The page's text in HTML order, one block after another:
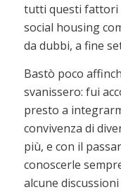
tutti questi fattori
social housing
da dubbi, a fine
Bastò poco
svanissero: fui
presto a
convivenza di
più, e con il
conoscerle
alcune